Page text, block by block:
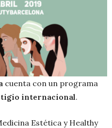
cuenta con un programa
internacional.
Estética y Healthy